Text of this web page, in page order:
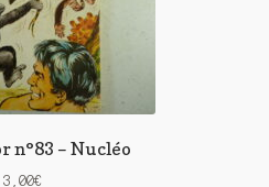
n°83 – Nucléo
3,00€